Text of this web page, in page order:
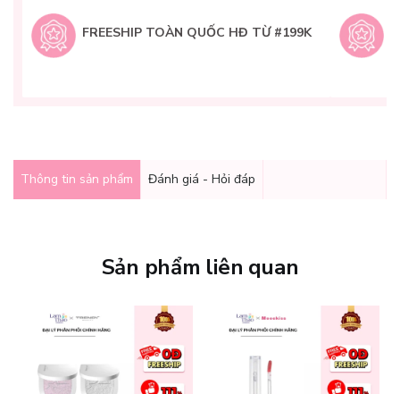
FREESHIP TOÀN QUỐC HĐ TỪ #199K
Thông tin sản phẩm Đánh giá - Hỏi đáp
Sản phẩm liên quan